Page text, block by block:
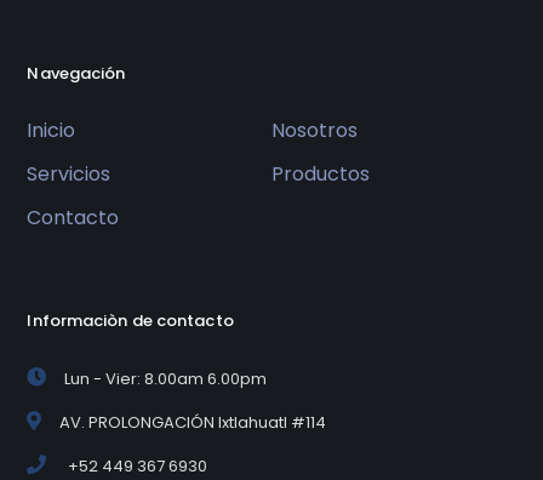
Navegación
Inicio
Nosotros
Servicios
Productos
Contacto
Informaciòn de contacto
Lun - Vier: 8.00am 6.00pm
AV. PROLONGACIÓN Ixtlahuatl #114
+52 449 367 6930